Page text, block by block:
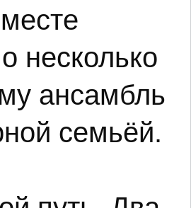
несколько
ансамбль
семьёй.